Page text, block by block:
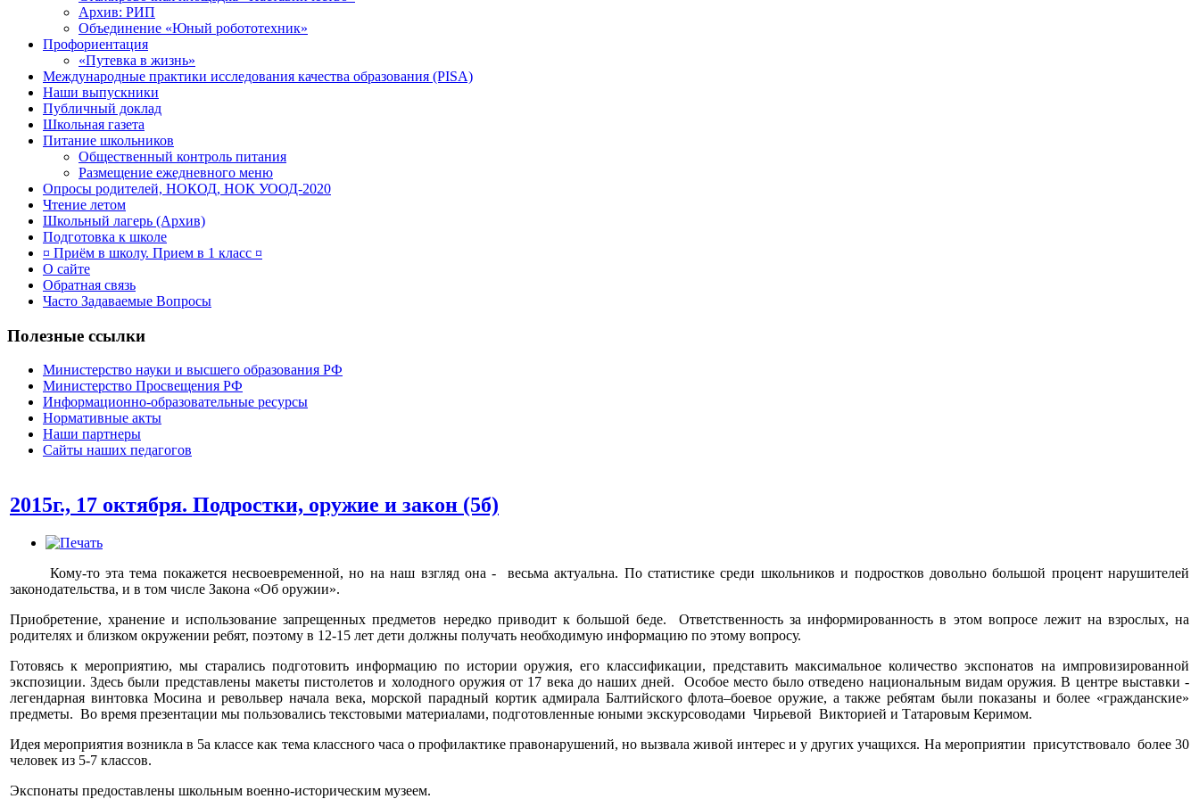
Архив: РИП
Объединение «Юный робототехник»
Профориентация
«Путевка в жизнь»
Международные практики исследования качества образования (PISA)
Наши выпускники
Публичный доклад
Школьная газета
Питание школьников
Общественный контроль питания
Размещение ежедневного меню
Опросы родителей, НОКОД, НОК УООД-2020
Чтение летом
Школьный лагерь (Архив)
Подготовка к школе
¤ Приём в школу. Прием в 1 класс ¤
О сайте
Обратная связь
Часто Задаваемые Вопросы
Полезные ссылки
Министерство науки и высшего образования РФ
Министерство Просвещения РФ
Информационно-образовательные ресурсы
Нормативные акты
Наши партнеры
Сайты наших педагогов
2015г., 17 октября. Подростки, оружие и закон (5б)
Кому-то эта тема покажется несвоевременной, но на наш взгляд она - весьма актуальна. По статистике среди школьников и подростков довольно большой процент нарушителей
законодательства, и в том числе Закона «Об оружии».
Приобретение, хранение и использование запрещенных предметов нередко приводит к большой беде. Ответственность за информированность в этом вопросе лежит на взрослых, на
родителях и близком окружении ребят, поэтому в 12-15 лет дети должны получать необходимую информацию по этому вопросу.
Готовясь к мероприятию, мы старались подготовить информацию по истории оружия, его классификации, представить максимальное количество экспонатов на импровизированной
экспозиции. Здесь были представлены макеты пистолетов и холодного оружия от 17 века до наших дней. Особое место было отведено национальным видам оружия. В центре выставки -
легендарная винтовка Мосина и револьвер начала века, морской парадный кортик адмирала Балтийского флота–боевое оружие, а также ребятам были показаны и более «гражданские»
предметы. Во время презентации мы пользовались текстовыми материалами, подготовленные юными экскурсоводами Чирьевой Викторией и Татаровым Керимом.
Идея мероприятия возникла в 5а классе как тема классного часа о профилактике правонарушений, но вызвала живой интерес и у других учащихся. На мероприятии присутствовало более 30
человек из 5-7 классов.
Экспонаты предоставлены школьным военно-историческим музеем.